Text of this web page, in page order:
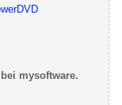
mysoftware.